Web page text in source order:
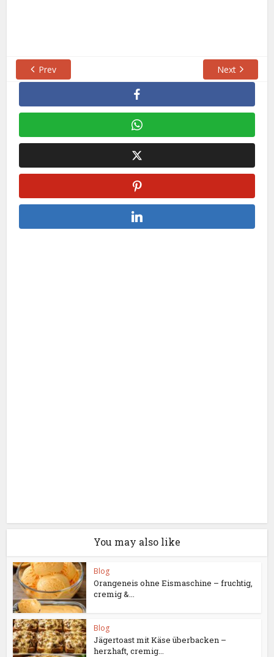
Prev Next
You may also like
Blog
Orangeneis ohne Eismaschine – fruchtig,
cremig &...
Blog
Jägertoast mit Käse überbacken –
herzhaft, cremig...